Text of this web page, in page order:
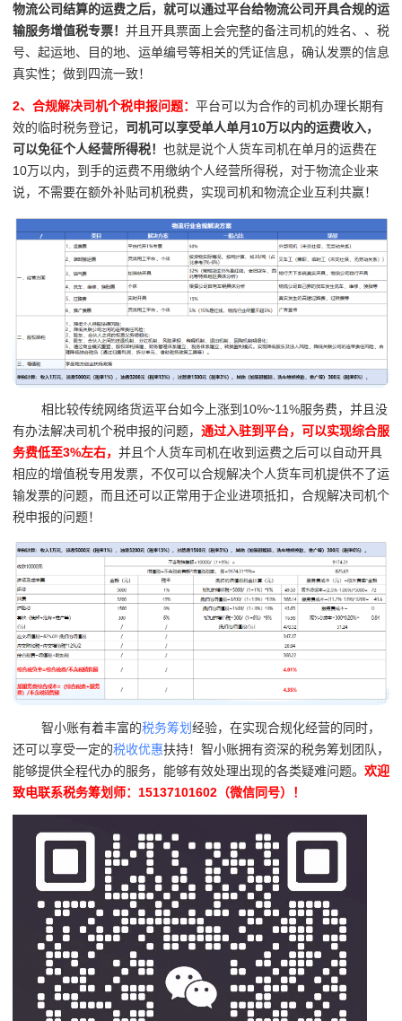
物流公司结算的运费之后，就可以通过平台给物流公司开具合规的运
输服务增值税专票！ 并且开具票面上会完整的备注司机的姓名、、税
号、起运地、目的地、运单编号等相关的凭证信息，确认发票的信息
真实性；做到四流一致！
2、合规解决司机个税申报问题： 平台可以为合作的司机办理长期有
效的临时税务登记， 司机可以享受单人单月10万以内的运费收入，
可以免征个人经营所得税！ 也就是说个人货车司机在单月的运费在
10万以内，到手的运费不用缴纳个人经营所得税，对于物流企业来
说，不需要在额外补贴司机税费，实现司机和物流企业互利共赢！
相比较传统网络货运平台如今上涨到10%~11%服务费，并且没
有办法解决司机个税申报的问题， 通过入驻到平台，可以实现综合服
务费低至3%左右， 并且个人货车司机在收到运费之后可以自动开具
相应的增值税专用发票，不仅可以合规解决个人货车司机提供不了运
输发票的问题，而且还可以正常用于企业进项抵扣，合规解决司机个
税申报的问题！
智小账有着丰富的税务筹划 经验，在实现合规化经营的同时，
还可以享受一定的税收优惠扶持！智小账拥有资深的税务筹划团队，
能够提供全程代办的服务，能够有效处理出现的各类疑难问题。 欢迎
致电联系税务筹划师：15137101602（微信同号）！